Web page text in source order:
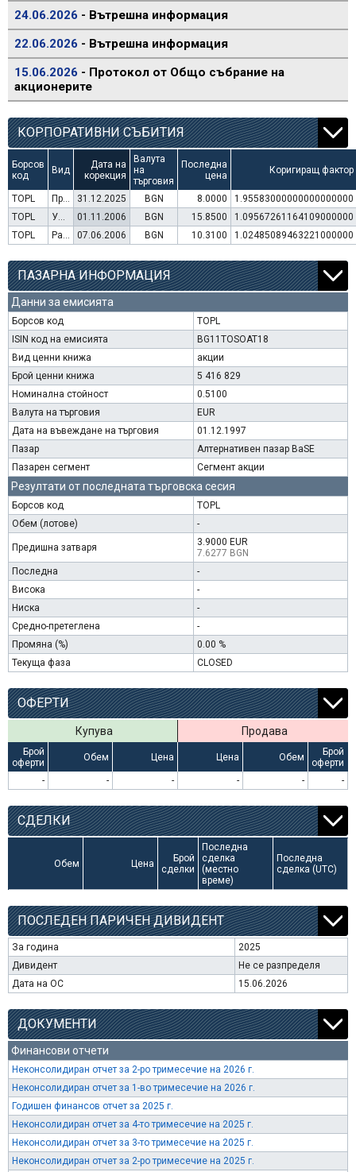
24.06.2026 - Вътрешна информация
22.06.2026 - Вътрешна информация
15.06.2026 - Протокол от Общо събрание на
акционерите
КОРПОРАТИВНИ СЪБИТИЯ
Борсов
код
Вид
Дата на
корекция
Валута
на
търговия
Последна
цена
Коригиращ фактор
TOPL Преминаване към търговия в Евро 31.12.2025 BGN 8.0000
1.95583000000000000000
TOPL
Увеличение на капитал (права) 01.11.2006 BGN 15.8500
1.09567261164109000000
TOPL
Раздаване на дивидент 07.06.2006 BGN 10.3100 1.02485089463221000000
ПАЗАРНА ИНФОРМАЦИЯ
Данни за емисията
Борсов код
TOPL
ISIN код на емисията
BG11TOSOAT18
Вид ценни книжа
акции
Брой ценни книжа
5 416 829
Номинална стойност
0.5100
Валута на търговия
EUR
Дата на въвеждане на търговия
01.12.1997
Пазар
Алтернативен пазар BaSE
Пазарен сегмент
Сегмент акции
Резултати от последната търговска сесия
Борсов код
TOPL
Обем (лотове)
-
Предишна затваря
3.9000 EUR
7.6277 BGN
Последна
-
Висока
-
Ниска
-
Средно-претеглена
-
Промяна (%)
0.00 %
Текуща фаза
CLOSED
ОФЕРТИ
Купува Продава
Брой
оферти
Обем Цена Цена Обем
Брой
оферти
-
- - - - -
СДЕЛКИ
Обем Цена
Брой
сделки
Последна
сделка
(местно
време)
Последна
сделка (UTC)
ПОСЛЕДЕН ПАРИЧЕН ДИВИДЕНТ
За година
2025
Дивидент
Не се разпределя
Дата на ОС
15.06.2026
ДОКУМЕНТИ
Финансови отчети
Неконсолидиран отчет за 2-ро тримесечие на 2026 г.
Неконсолидиран отчет за 1-во тримесечие на 2026 г.
Годишен финансов отчет за 2025 г.
Неконсолидиран отчет за 4-то тримесечие на 2025 г.
Неконсолидиран отчет за 3-то тримесечие на 2025 г.
Неконсолидиран отчет за 2-ро тримесечие на 2025 г.